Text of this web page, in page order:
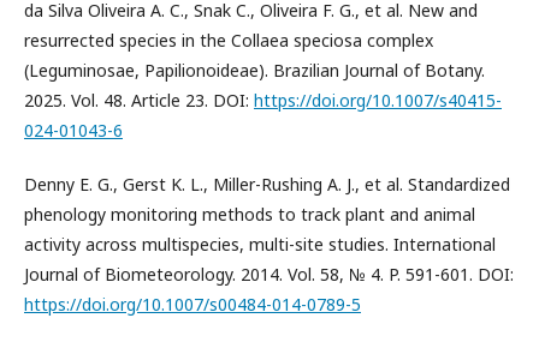
da Silva Oliveira A. C., Snak C., Oliveira F. G., et al. New and
resurrected species in the Collaea speciosa complex
(Leguminosae, Papilionoideae). Brazilian Journal of Botany.
2025. Vol. 48. Article 23. DOI: https://doi.org/10.1007/s40415-
024-01043-6
Denny E. G., Gerst K. L., Miller-Rushing A. J., et al. Standardized
phenology monitoring methods to track plant and animal
activity across multispecies, multi-site studies. International
Journal of Biometeorology. 2014. Vol. 58, № 4. P. 591-601. DOI:
https://doi.org/10.1007/s00484-014-0789-5